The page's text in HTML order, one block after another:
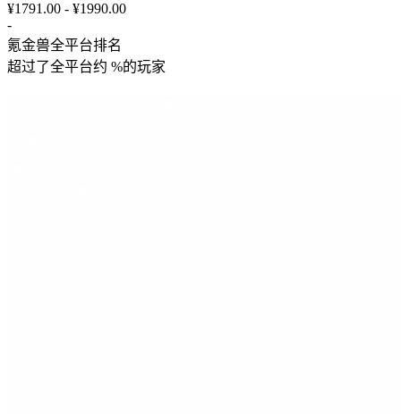
¥1791.00 - ¥1990.00
-
氪金兽全平台排名
超过了全平台约 %的玩家